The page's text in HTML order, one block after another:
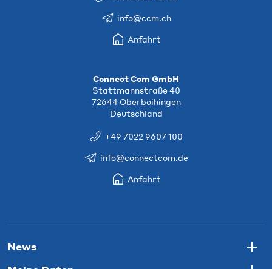
info@ccm.ch
Anfahrt
Connect Com GmbH
Stattmannstraße 40
72644 Oberboihingen
Deutschland
+49 7022 9607 100
info@connectcom.de
Anfahrt
News